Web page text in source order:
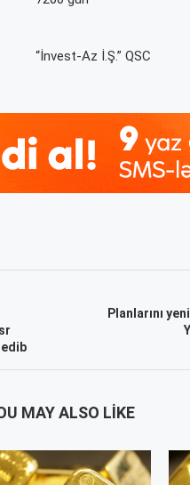
“İnvest-Az İ.Ş.” QSC
Planlarını
MAY ALSO LIKE